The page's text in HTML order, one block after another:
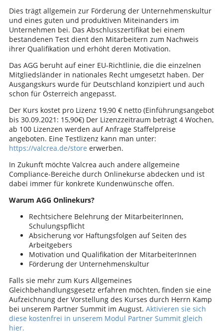
Dies trägt allgemein zur Förderung der Unternehmenskultur
und eines guten und produktiven Miteinanders im
Unternehmen bei. Das Abschlusszertifikat bei einem
bestandenen Test dient den Mitarbeitern zum Nachweis
ihrer Qualifikation und erhöht deren Motivation.
Das AGG beruht auf einer EU-Richtlinie, die die einzelnen
Mitgliedsländer in nationales Recht umgesetzt haben. Der
Ausgangskurs wurde für Deutschland konzipiert und auch
schon für Österreich angepasst.
Der Kurs kostet pro Lizenz 19,90 € netto (Einführungsangebot
bis 30.09.2021: 15,90€) Der Lizenzzeitraum beträgt 4 Wochen,
ab 100 Lizenzen werden auf Anfrage Staffelpreise
angeboten. Eine Testlizenz kann man unter:
https://valcrea.de/store erwerben.
In Zukunft möchte Valcrea auch andere allgemeine
Compliance-Bereiche durch Onlinekurse abdecken und ist
dabei immer für konkrete Kundenwünsche offen.
Warum AGG Onlinekurs?
Rechtsichere Belehrung der MitarbeiterInnen,
Schulungspflicht
Absicherung vor Haftungsfolgen auf Seiten des
Arbeitgebers
Motivation und Qualifikation der MitarbeiterInnen
Förderung der Unternehmenskultur
Falls sie mehr zum Kurs Allgemeines
Gleichbehandlungsgesetz erfahren möchten, finden sie eine
Aufzeichnung der Vorstellung des Kurses durch Herrn Kamp
bei unserem Partner Summit im August. Aktivieren sie sich
diese kostenfrei in unserem Modul Partner Summit gleich
hier.